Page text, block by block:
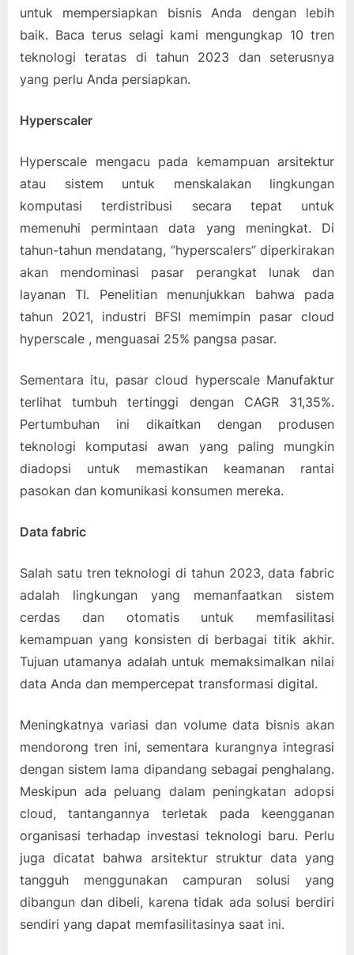
untuk mempersiapkan bisnis Anda dengan lebih
baik. Baca terus selagi kami mengungkap 10 tren
teknologi teratas di tahun 2023 dan seterusnya
yang perlu Anda persiapkan.
Hyperscaler
Hyperscale mengacu pada kemampuan arsitektur
atau sistem untuk menskalakan lingkungan
komputasi terdistribusi secara tepat untuk
memenuhi permintaan data yang meningkat. Di
tahun-tahun mendatang, “hyperscalers” diperkirakan
akan mendominasi pasar perangkat lunak dan
layanan TI. Penelitian menunjukkan bahwa pada
tahun 2021, industri BFSI memimpin pasar cloud
hyperscale , menguasai 25% pangsa pasar.
Sementara itu, pasar cloud hyperscale Manufaktur
terlihat tumbuh tertinggi dengan CAGR 31,35%.
Pertumbuhan ini dikaitkan dengan produsen
teknologi komputasi awan yang paling mungkin
diadopsi untuk memastikan keamanan rantai
pasokan dan komunikasi konsumen mereka.
Data fabric
Salah satu tren teknologi di tahun 2023, data fabric
adalah lingkungan yang memanfaatkan sistem
cerdas dan otomatis untuk memfasilitasi
kemampuan yang konsisten di berbagai titik akhir.
Tujuan utamanya adalah untuk memaksimalkan nilai
data Anda dan mempercepat transformasi digital.
Meningkatnya variasi dan volume data bisnis akan
mendorong tren ini, sementara kurangnya integrasi
dengan sistem lama dipandang sebagai penghalang.
Meskipun ada peluang dalam peningkatan adopsi
cloud, tantangannya terletak pada keengganan
organisasi terhadap investasi teknologi baru. Perlu
juga dicatat bahwa arsitektur struktur data yang
tangguh menggunakan campuran solusi yang
dibangun dan dibeli, karena tidak ada solusi berdiri
sendiri yang dapat memfasilitasinya saat ini.